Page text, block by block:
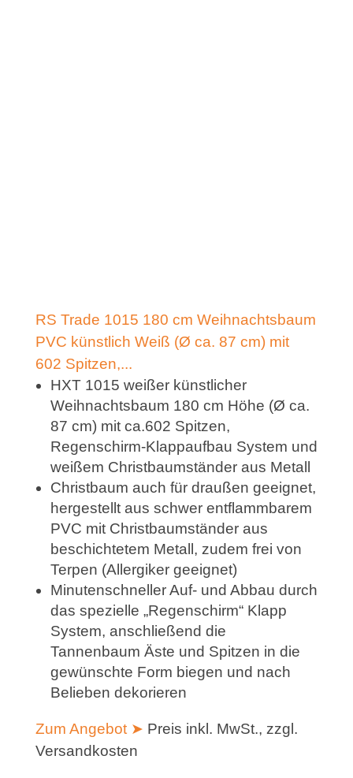
RS Trade 1015 180 cm Weihnachtsbaum
PVC künstlich Weiß (Ø ca. 87 cm) mit
602 Spitzen,...
HXT 1015 weißer künstlicher
Weihnachtsbaum 180 cm Höhe (Ø ca.
87 cm) mit ca.602 Spitzen,
Regenschirm-Klappaufbau System und
weißem Christbaumständer aus Metall
Christbaum auch für draußen geeignet,
hergestellt aus schwer entflammbarem
PVC mit Christbaumständer aus
beschichtetem Metall, zudem frei von
Terpen (Allergiker geeignet)
Minutenschneller Auf- und Abbau durch
das spezielle „Regenschirm“ Klapp
System, anschließend die
Tannenbaum Äste und Spitzen in die
gewünschte Form biegen und nach
Belieben dekorieren
Zum Angebot ➤ Preis inkl. MwSt., zzgl.
Versandkosten